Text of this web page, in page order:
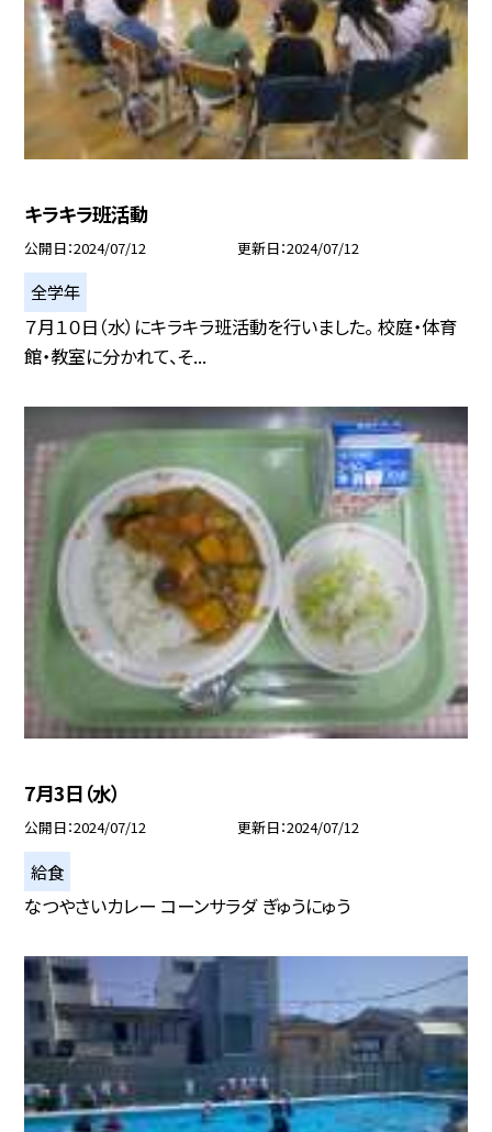
キラキラ班活動
公開日 2024/07/12 更新日 2024/07/12
全学年
７月１０日（水）にキラキラ班活動を行いました。 校庭・体育
館・教室に分かれて、そ...
7月3日（水）
公開日 2024/07/12 更新日 2024/07/12
給食
なつやさいカレー コーンサラダ ぎゅうにゅう